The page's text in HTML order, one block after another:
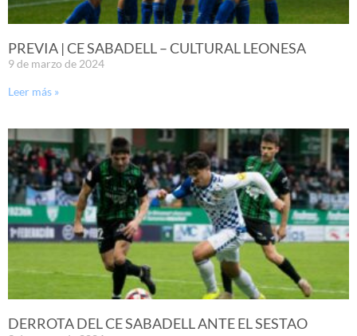
PREVIA | CE SABADELL – CULTURAL LEONESA
9 de marzo de 2024
Leer más »
DERROTA DEL CE SABADELL ANTE EL SESTAO